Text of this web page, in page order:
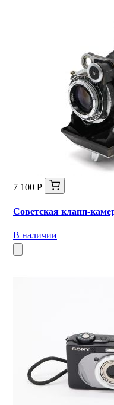
7 100 Р
Советская клапп-
В наличии